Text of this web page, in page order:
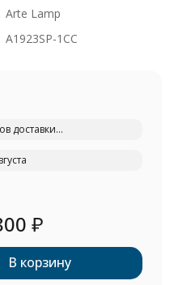
Arte Lamp
A1923SP-1CC
доставки...
₽
В корзину